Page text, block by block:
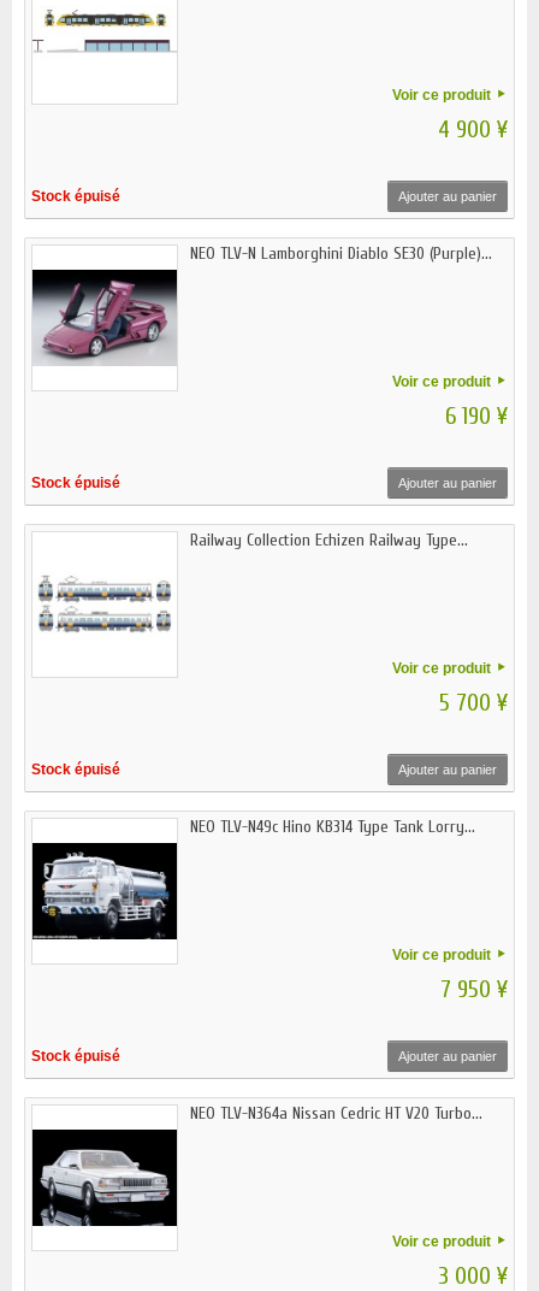
Voir ce produit
4 900 ¥
Stock épuisé Ajouter au panier
NEO TLV-N Lamborghini Diablo SE30 (Purple)...
Voir ce produit
6 190 ¥
Stock épuisé Ajouter au panier
Railway Collection Echizen Railway Type...
Voir ce produit
5 700 ¥
Stock épuisé Ajouter au panier
NEO TLV-N49c Hino KB314 Type Tank Lorry...
Voir ce produit
7 950 ¥
Stock épuisé Ajouter au panier
NEO TLV-N364a Nissan Cedric HT V20 Turbo...
Voir ce produit
3 000 ¥